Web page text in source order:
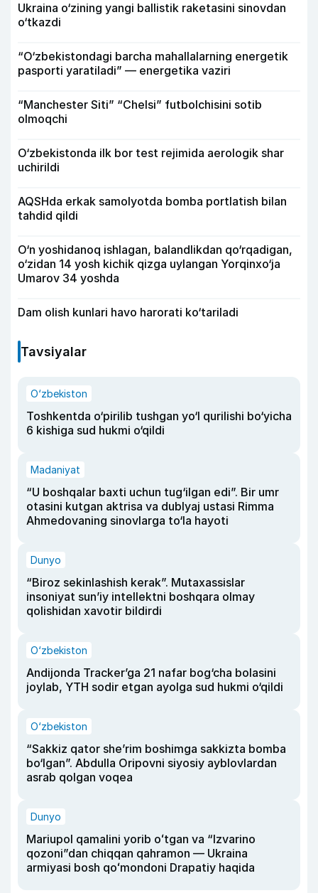
Ukraina o‘zining yangi ballistik raketasini sinovdan
o‘tkazdi
“O‘zbekistondagi barcha mahallalarning energetik
pasporti yaratiladi” — energetika vaziri
“Manchester Siti” “Chelsi” futbolchisini sotib
olmoqchi
O‘zbekistonda ilk bor test rejimida aerologik shar
uchirildi
AQSHda erkak samolyotda bomba portlatish bilan
tahdid qildi
O‘n yoshidanoq ishlagan, balandlikdan qo‘rqadigan,
o‘zidan 14 yosh kichik qizga uylangan Yorqinxo‘ja
Umarov 34 yoshda
Dam olish kunlari havo harorati ko‘tariladi
Tavsiyalar
O‘zbekiston
Toshkentda o‘pirilib tushgan yo‘l qurilishi bo‘yicha
6 kishiga sud hukmi o‘qildi
Madaniyat
“U boshqalar baxti uchun tug‘ilgan edi”. Bir umr
otasini kutgan aktrisa va dublyaj ustasi Rimma
Ahmedovaning sinovlarga to‘la hayoti
Dunyo
“Biroz sekinlashish kerak”. Mutaxassislar
insoniyat sun’iy intellektni boshqara olmay
qolishidan xavotir bildirdi
O‘zbekiston
Andijonda Tracker’ga 21 nafar bog‘cha bolasini
joylab, YTH sodir etgan ayolga sud hukmi o‘qildi
O‘zbekiston
“Sakkiz qator she’rim boshimga sakkizta bomba
bo‘lgan”. Abdulla Oripovni siyosiy ayblovlardan
asrab qolgan voqea
Dunyo
Mariupol qamalini yorib oʻtgan va “Izvarino
qozoni”dan chiqqan qahramon — Ukraina
armiyasi bosh qoʻmondoni Drapatiy haqida